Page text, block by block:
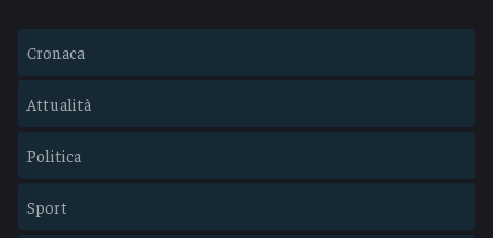
Cronaca
Attualità
Politica
Sport